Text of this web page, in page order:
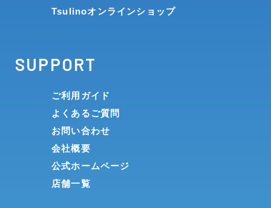
Tsulinoオンラインショップ
SUPPORT
ご利用ガイド
よくあるご質問
お問い合わせ
会社概要
公式ホームページ
店舗一覧